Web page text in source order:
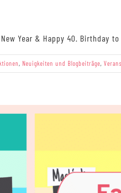
Year & Happy 40. Birthday
, Neuigkeiten und Blogbeiträge,